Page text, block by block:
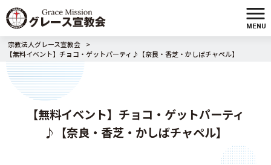
MENU
宗教法人グレース宣教会
>
【無料イベント】チョコ・ゲットパーティ♪【奈良・香芝・かしばチャペル】
【無料イベント】チョコ・ゲットパーティ
♪【奈良・香芝・かしばチャペル】